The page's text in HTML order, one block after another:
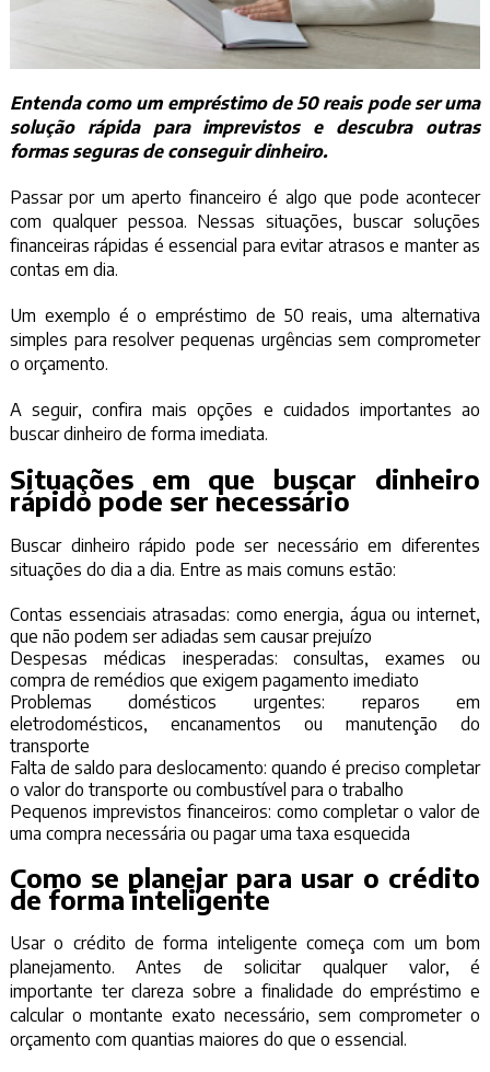
Entenda como um empréstimo de 50 reais pode ser uma
solução rápida para imprevistos e descubra outras
formas seguras de conseguir dinheiro.
Passar por um aperto financeiro é algo que pode acontecer
com qualquer pessoa. Nessas situações, buscar soluções
financeiras rápidas é essencial para evitar atrasos e manter as
contas em dia.
Um exemplo é o empréstimo de 50 reais, uma alternativa
simples para resolver pequenas urgências sem comprometer
o orçamento.
A seguir, confira mais opções e cuidados importantes ao
buscar dinheiro de forma imediata.
Situações em que buscar dinheiro
rápido pode ser necessário
Buscar dinheiro rápido pode ser necessário em diferentes
situações do dia a dia. Entre as mais comuns estão:
Contas essenciais atrasadas: como energia, água ou internet,
que não podem ser adiadas sem causar prejuízo
Despesas médicas inesperadas: consultas, exames ou
compra de remédios que exigem pagamento imediato
Problemas domésticos urgentes: reparos em
eletrodomésticos, encanamentos ou manutenção do
transporte
Falta de saldo para deslocamento: quando é preciso completar
o valor do transporte ou combustível para o trabalho
Pequenos imprevistos financeiros: como completar o valor de
uma compra necessária ou pagar uma taxa esquecida
Como se planejar para usar o crédito
de forma inteligente
Usar o crédito de forma inteligente começa com um bom
planejamento. Antes de solicitar qualquer valor, é
importante ter clareza sobre a finalidade do empréstimo e
calcular o montante exato necessário, sem comprometer o
orçamento com quantias maiores do que o essencial.